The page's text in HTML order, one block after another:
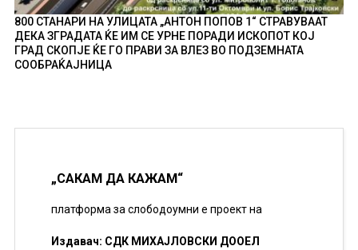
800 СТАНАРИ НА УЛИЦАТА „АНТОН ПОПОВ 1“ СТРАВУВААТ
ДЕКА ЗГРАДАТА ЌЕ ИМ СЕ УРНЕ ПОРАДИ ИСКОПОТ КОЈ
ГРАД СКОПЈЕ ЌЕ ГО ПРАВИ ЗА ВЛЕЗ ВО ПОДЗЕМНАТА
СООБРАЌАЈНИЦА
„САКАМ ДА КАЖАМ“
платформа за слободоумни е проект на
Издавач: СДК МИХАЈЛОВСКИ ДООЕЛ